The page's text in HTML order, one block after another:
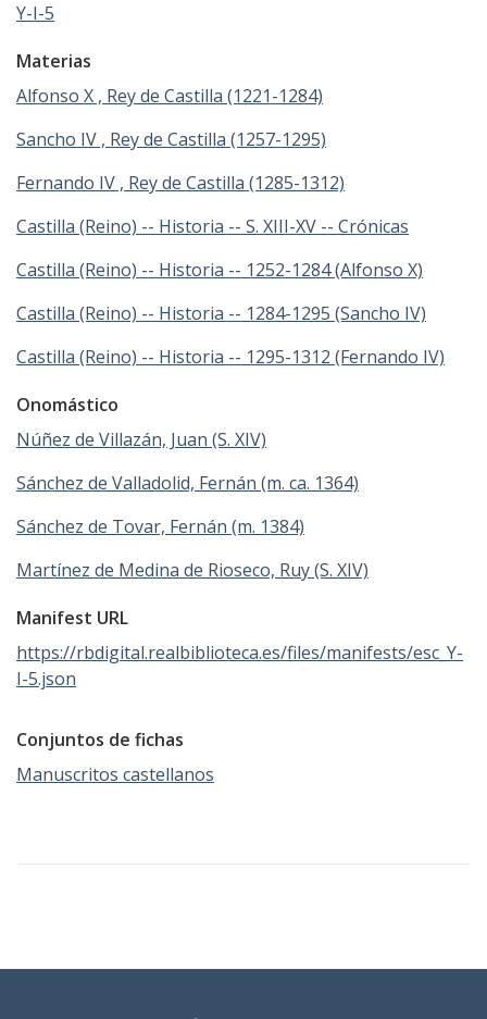
Y-I-5
Materias
Alfonso X , Rey de Castilla (1221-1284)
Sancho IV , Rey de Castilla (1257-1295)
Fernando IV , Rey de Castilla (1285-1312)
Castilla (Reino) -- Historia -- S. XIII-XV -- Crónicas
Castilla (Reino) -- Historia -- 1252-1284 (Alfonso X)
Castilla (Reino) -- Historia -- 1284-1295 (Sancho IV)
Castilla (Reino) -- Historia -- 1295-1312 (Fernando IV)
Onomástico
Núñez de Villazán, Juan (S. XIV)
Sánchez de Valladolid, Fernán (m. ca. 1364)
Sánchez de Tovar, Fernán (m. 1384)
Martínez de Medina de Rioseco, Ruy (S. XIV)
Manifest URL
https://rbdigital.realbiblioteca.es/files/manifests/esc_Y-
I-5.json
Conjuntos de fichas
Manuscritos castellanos